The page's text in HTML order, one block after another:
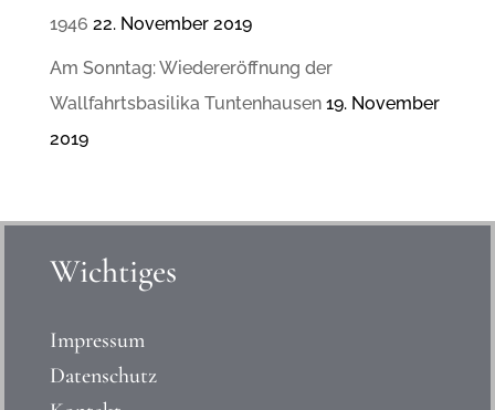
1946 22. November 2019
Am Sonntag: Wiedereröffnung der
Wallfahrtsbasilika Tuntenhausen 19. November
2019
Wichtiges
Impressum
Datenschutz